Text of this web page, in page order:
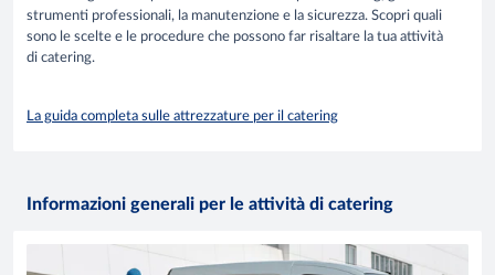
strumenti professionali, la manutenzione e la sicurezza. Scopri quali
sono le scelte e le procedure che possono far risaltare la tua attività
di catering.
La guida completa sulle attrezzature per il catering
Informazioni generali per le attività di catering